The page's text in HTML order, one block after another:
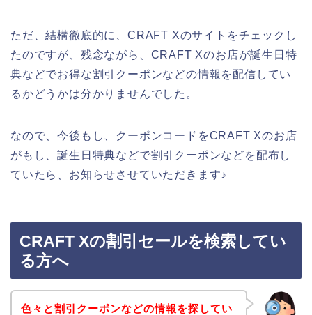
ただ、結構徹底的に、CRAFT Xのサイトをチェックし
たのですが、残念ながら、CRAFT Xのお店が誕生日特
典などでお得な割引クーポンなどの情報を配信してい
るかどうかは分かりませんでした。
なので、今後もし、クーポンコードをCRAFT Xのお店
がもし、誕生日特典などで割引クーポンなどを配布し
ていたら、お知らせさせていただきます♪
CRAFT Xの割引セールを検索してい
る方へ
色々と割引クーポンなどの情報を探してい